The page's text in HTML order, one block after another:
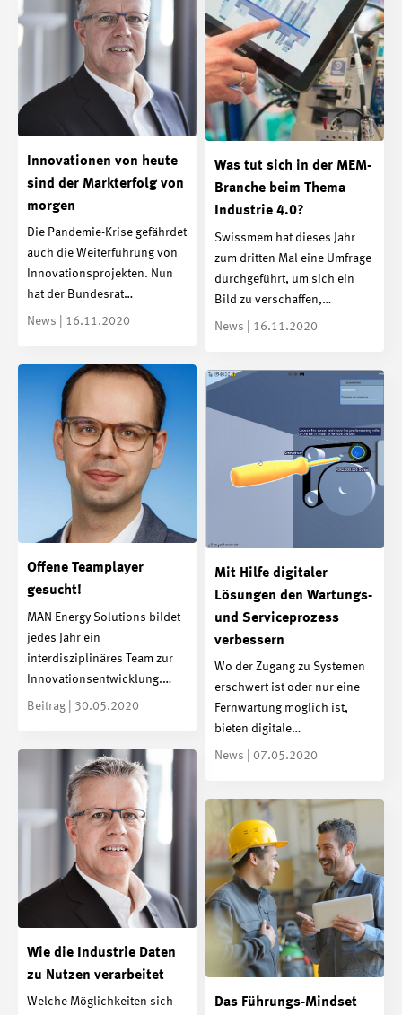
Innovationen von heute
sind der Markterfolg von
morgen
Die Pandemie-Krise gefährdet
auch die Weiterführung von
Innovationsprojekten. Nun
hat der Bundesrat…
News | 16.11.2020
Was tut sich in der MEM-
Branche beim Thema
Industrie 4.0?
Swissmem hat dieses Jahr
zum dritten Mal eine Umfrage
durchgeführt, um sich ein
Bild zu verschaffen,…
News | 16.11.2020
Offene Teamplayer
gesucht!
MAN Energy Solutions bildet
jedes Jahr ein
interdisziplinäres Team zur
Innovationsentwicklung.…
Beitrag | 30.05.2020
Mit Hilfe digitaler
Lösungen den Wartungs-
und Serviceprozess
verbessern
Wo der Zugang zu Systemen
erschwert ist oder nur eine
Fernwartung möglich ist,
bieten digitale…
News | 07.05.2020
Wie die Industrie Daten
zu Nutzen verarbeitet
Welche Möglichkeiten sich
Das Führungs-Mindset